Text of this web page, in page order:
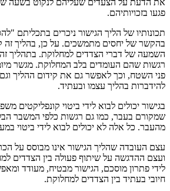
את הדעת על הצעדים שעליהם לנקוט בשעה
פגעו בזכויותיהם.
תכונותיו של הליך הגישור ניכרים בתכליתם
בהקשר של יחסים מתמשכים. על כן, בהליך זה
השמעה של דברי הצדדים למחלוקת. בתהליך
רגשות שהם העומדים בלב המחלוקת. מגשר
פני השטח, וכך לאפשר גם את קידום ההליך
להידברות בהליך עצמו ובעתיד.
בגישור יכולים לבוא לידי ביטוי קונפליקטים
שמקורם בעבר, כמו גם רגשות כלפי המשבר
מהעבר. כל אלה לא יכולים לבוא לידי ביטוי
עצם העובדה שהליך הגישור אינו מבוסס על
ועצם ההדגשה על שיתוף פעולה בין הצדדים
לידי פתרון מוסכם, הגישור מבטיח, מעודד
חיובי בעתיד בין הצדדים למחלוקת.